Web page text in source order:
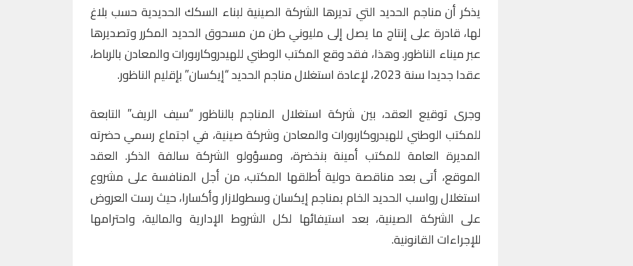
يذكر أن مناجم الحديد التي تديرها الشركة الصينية لبناء السكك الحديدية حسب بلاغ
لها، قادرة على إنتاج ما يصل إلى مليوني طن من مسحوق الحديد المكرر وتصديرها
عبر ميناء الناظور. وهذا، فقد وقع المكتب الوطني للهيدروكاربورات والمعادن بالرباط،
عقدا جديدا سنة 2023، لإعادة استغلال مناجم الحديد “إيكسان” بإقليم الناظور.
وجرى توقيع العقد، بين شركة استغلال المناجم بالناظور “سيف الريف” التابعة
للمكتب الوطني للهيدروكاربورات والمعادن وشركة صينية، في اجتماع رسمي حضرته
المديرة العامة للمكتب أمينة بنخضرة، ومسؤولو الشركة سالفة الذكر. العقد
الموقع، أتى بعد مناقصة دولية أطلقها المكتب، من أجل المنافسة على مشروع
استغلال رواسب الحديد الخام بمناجم إيكسان وسطولازار وأكسارا، حيث رست العروض
على الشركة الصينية، بعد استيفائها لكل الشروط الإدارية والمالية، واحترامها
للإجراءات القانونية.